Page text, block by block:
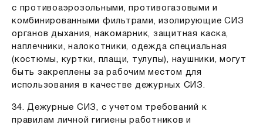
с противоаэрозольными, противогазовыми и
комбинированными фильтрами, изолирующие СИЗ
органов дыхания, накомарник, защитная каска,
наплечники, налокотники, одежда специальная
(костюмы, куртки, плащи, тулупы), наушники, могут
быть закреплены за рабочим местом для
использования в качестве дежурных СИЗ.
34. Дежурные СИЗ, с учетом требований к
правилам личной гигиены работников и